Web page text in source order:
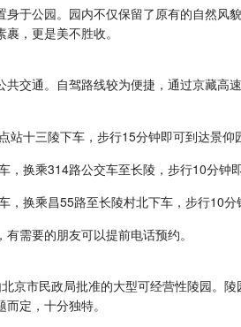
于公园。园内不仅保留了原有的自然
，更是美不胜收。
共交通。自驾路线较为便捷，通过京藏
站十三陵下车，步行15分钟即可到达景仰
，换乘314路公交车至长陵，步行10分钟即
，换乘昌55路至长陵村北下车，步行10分
需要的朋友可以提前电话预约。
京市民政局批准的大型可经营性陵园。
定，十分独特。